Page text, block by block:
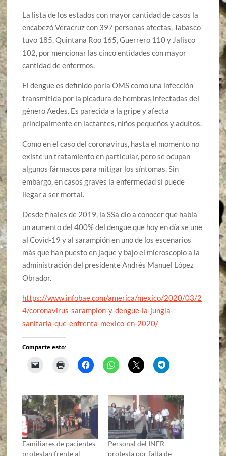
La lista de los estados con mayor cantidad de casos la
encabezó Veracruz con 397 personas afectas, Tabasco
tuvo 185, Quintana Roo 165, Guerrero 110 y Jalisco
102, por mencionar las cinco entidades con mayor
cantidad de enfermos.
El dengue es definido porla OMS como una infección
transmitida por la picadura de hembras infectadas del
género Aedes. Es parecida a la gripe y afecta
principalmente en lactantes, niños pequeños y adultos.
Como en el caso del coronavirus, hasta el momento no
existe un tratamiento en particular, pero se ocupan
algunos fármacos para mitigar los síntomas. Sin
embargo, en casos graves la enfermedad sí puede
llegar a ser mortal.
Desde finales de 2019, la SSa dio a conocer que había
un aumento del 400% del dengue que hoy en día se une
al Covid-19 y al sarampión en uno de los escenarios
más que han puesto en jaque y bajo el microscopio a la
administración del presidente Andrés Manuel López
Obrador.
https://www.infobae.com/america/mexico/2020/03/2
4/coronavirus-sarampion-y-dengue-la-jungla-
sanitaria-que-enfrenta-mexico-en-2020/
Comparte esto:
Familiares de pacientes
protestan frente al
Personal del INER
protesta por falta de